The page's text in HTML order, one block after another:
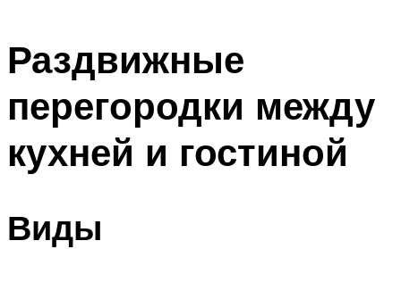
Раздвижные
перегородки между
кухней и гостиной
Виды